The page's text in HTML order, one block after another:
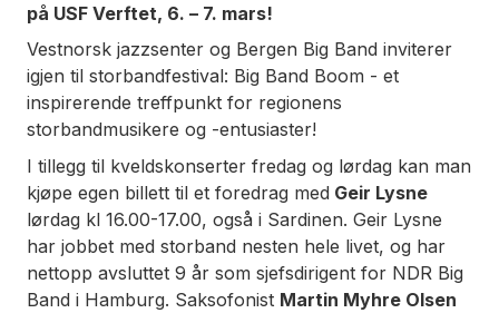
på USF Verftet, 6. – 7. mars!
Vestnorsk jazzsenter og Bergen Big Band inviterer
igjen til storbandfestival: Big Band Boom - et
inspirerende treffpunkt for regionens
storbandmusikere og -entusiaster!
I tillegg til kveldskonserter fredag og lørdag kan man
kjøpe egen billett til et foredrag med Geir Lysne
lørdag kl 16.00-17.00, også i Sardinen. Geir Lysne
har jobbet med storband nesten hele livet, og har
nettopp avsluttet 9 år som sjefsdirigent for NDR Big
Band i Hamburg. Saksofonist Martin Myhre Olsen